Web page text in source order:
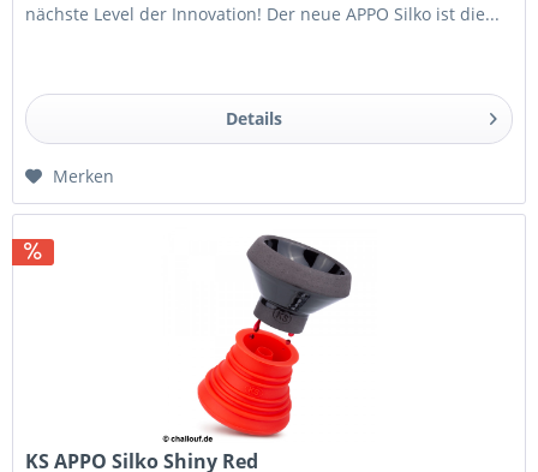
nächste Level der Innovation! Der neue APPO Silko ist die...
Details
Merken
KS APPO Silko Shiny Red